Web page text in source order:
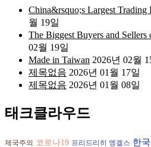
China&rsquo;s Largest Trading
월 19일
The Biggest Buyers and
02월 19일
Made in Taiwan 2026년 02월
제목없음 2026년 01월 17일
제목없음 2026년 01월 08일
태크클라우드
제국주의 코로나19 프리드리히 엥겔스 한